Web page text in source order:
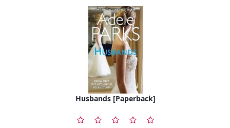
Husbands [Paperback]